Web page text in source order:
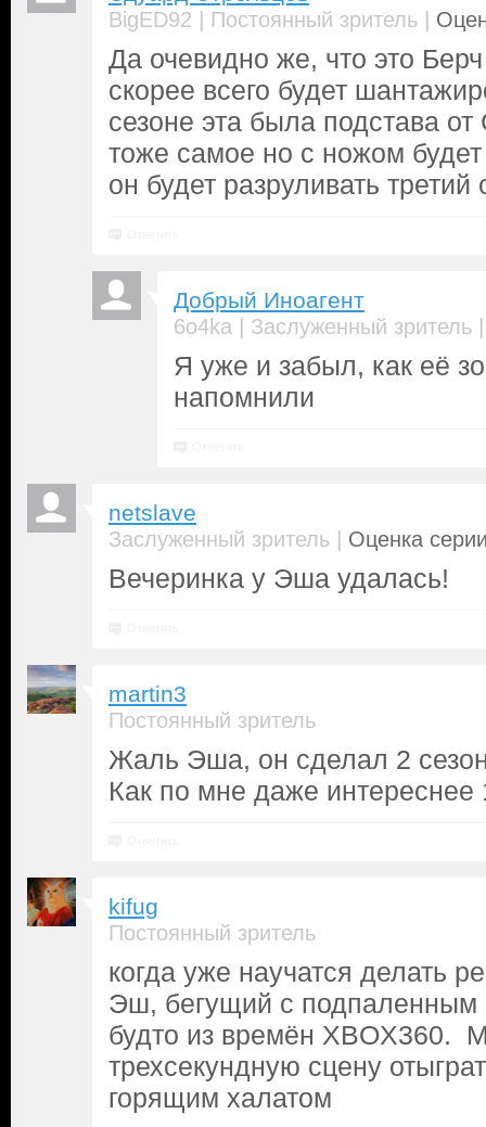
BigED92 | Постоянный зритель |
Да очевидно же, что это
скорее всего будет
сезоне эта была подстава
тоже самое но с ножом будет
он будет разруливать третий
Добрый Иноагент
6o4ka | Заслуженный зритель
Я уже и забыл, как её
напомнили
netslave
Заслуженный зритель | Оценка
Вечеринка у Эша удалась!
martin3
Постоянный зритель
Жаль Эша, он сделал 2
Как по мне даже интереснее
kifug
Постоянный зритель
когда уже научатся делать
Эш, бегущий с подпаленным
будто из времён XBOX360.
трехсекундную сцену
горящим халатом